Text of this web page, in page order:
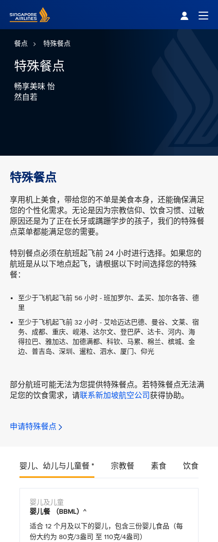
餐点 特殊餐点
特殊餐点
畅享美味 怡
然自若
特殊餐点
享用机上美食，带给您的不单是美食本身，还能确保满足
您的个性化需求。无论是因为宗教信仰、饮食习惯、过敏
原因还是为了正在长牙或蹒跚学步的孩子，我们的特殊餐
点菜单都能满足您的需要。
特别餐点必须在航班起飞前 24 小时进行选择。如果您的
航班是从以下地点起飞，请根据以下时间选择您的特殊
餐：
至少于飞机起飞前 56 小时 - 班加罗尔、孟买、加尔各答、德
里
至少于飞机起飞前 32 小时 - 艾哈迈达巴德、曼谷、文莱、宿
务、成都、重庆、岘港、达尔文、登巴萨、达卡、河内、海
得拉巴、雅加达、加德满都、科钦、马累、棉兰、槟城、金
边、普吉岛、深圳、暹粒、泗水、厦门、仰光
部分航班可能无法为您提供特殊餐点。若特殊餐点无法满
足您的饮食需求，请联系新加坡航空公司获得协助。
申请特殊餐点
婴儿、幼儿与儿童餐 * 宗教餐 素食 饮食禁忌
婴儿餐 （BBML）^
适合 12 个月及以下的婴儿，包含三份婴儿食品（每
份大约为 80克/3盎司 至 110克/4盎司）